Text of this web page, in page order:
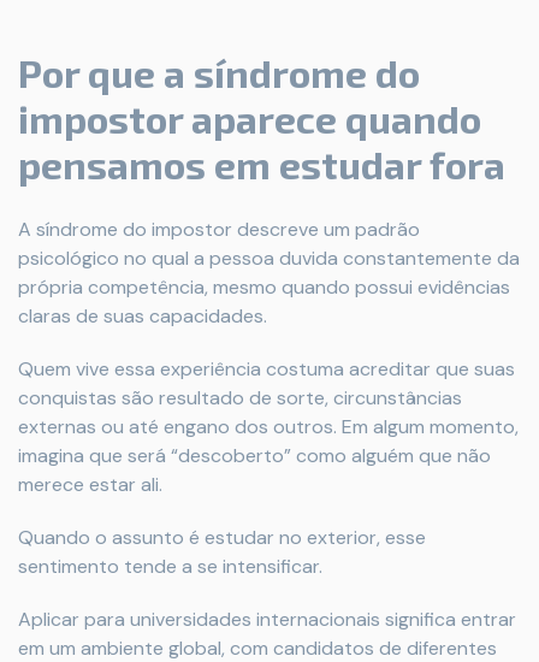
Por que a síndrome do
impostor aparece quando
pensamos em estudar fora
A síndrome do impostor descreve um padrão
psicológico no qual a pessoa duvida constantemente da
própria competência, mesmo quando possui evidências
claras de suas capacidades.
Quem vive essa experiência costuma acreditar que suas
conquistas são resultado de sorte, circunstâncias
externas ou até engano dos outros. Em algum momento,
imagina que será “descoberto” como alguém que não
merece estar ali.
Quando o assunto é estudar no exterior, esse
sentimento tende a se intensificar.
Aplicar para universidades internacionais significa entrar
em um ambiente global, com candidatos de diferentes